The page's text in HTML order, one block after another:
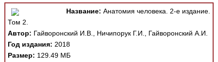
Название: Анатомия человека. 2-е издание.
Том 2.
Автор: Гайворонский И.В., Ничипорук Г.И., Гайворонский А.И.
Год издания: 2018
Размер: 129.49 МБ